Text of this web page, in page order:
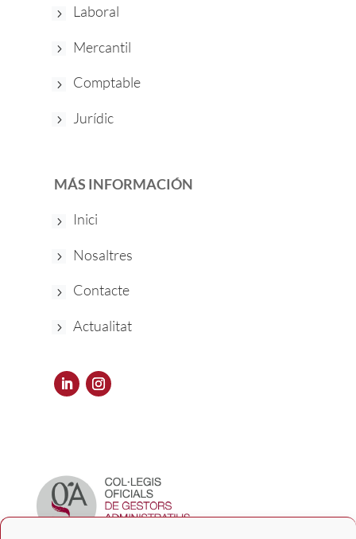
Laboral
Mercantil
Comptable
Jurídic
MÁS INFORMACIÓN
Inici
Nosaltres
Contacte
Actualitat